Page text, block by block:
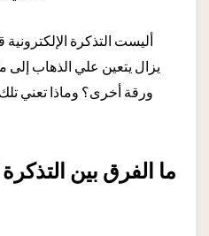
أليست التذكرة الإلكترونية
يزال يتعين علي الذهاب
ورقة أخرى؟ وماذا تعني
ما الفرق بين